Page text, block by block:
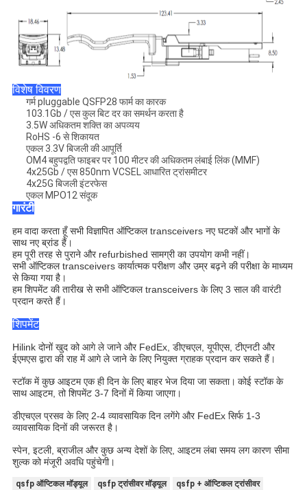
विशेष विवरण
गर्म pluggable QSFP28 फार्म का कारक
103.1Gb / एस कुल बिट दर का समर्थन करता है
3.5W अधिकतम शक्ति का अपव्यय
RoHS -6 से शिकायत
एकल 3.3V बिजली की आपूर्ति
OM4 बहुपद्वति फाइबर पर 100 मीटर की अधिकतम लंबाई लिंक (MMF)
4x25Gb / एस 850nm VCSEL आधारित ट्रांसमीटर
4x25G बिजली इंटरफेस
एकल MPO12 संदूक
गारंटी
हम वादा करता हूँ सभी विज्ञापित ऑप्टिकल transceivers नए घटकों और भागों के
साथ नए ब्रांड हैं।
हम पूरी तरह से पुराने और refurbished सामग्री का उपयोग कभी नहीं।
सभी ऑप्टिकल transceivers कार्यात्मक परीक्षण और उम्र बढ़ने की परीक्षा के माध्यम
से किया गया है।
हम शिपमेंट की तारीख से सभी ऑप्टिकल transceivers के लिए 3 साल की वारंटी
प्रदान करते हैं।
शिपमेंट
Hilink दोनों खुद को आगे ले जाने और FedEx, डीएचएल, यूपीएस, टीएनटी और
ईएमएस द्वारा की राह में आगे ले जाने के लिए नियुक्त ग्राहक प्रदान कर सकते हैं।
स्टॉक में कुछ आइटम एक ही दिन के लिए बाहर भेज दिया जा सकता। कोई स्टॉक के
साथ आइटम, तो शिपमेंट 3-7 दिनों में किया जाएगा।
डीएचएल प्रसव के लिए 2-4 व्यावसायिक दिन लगेंगे और FedEx सिर्फ 1-3
व्यावसायिक दिनों की जरूरत है।
स्पेन, इटली, ब्राजील और कुछ अन्य देशों के लिए, आइटम लंबा समय लग कारण सीमा
शुल्क को मंजूरी अवधि पहुंचेगी।
qsfp ऑप्टिकल मॉड्यूल qsfp ट्रांसीवर मॉड्यूल qsfp + ऑप्टिकल ट्रांसीवर